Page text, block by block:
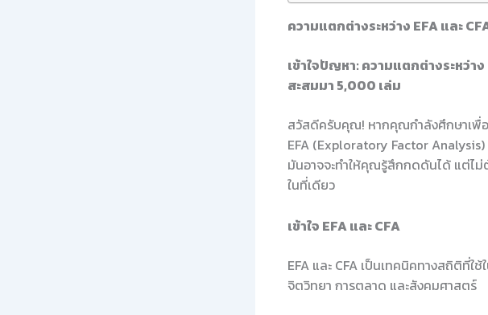
ความแตกต่างระหว่าง EFA และ
เข้าใจปัญหา: ความแตกต่างระหว่า
สะสมมา 5,000 เล่ม
สวัสดีครับคุณ! หากคุณกำลังศึกษาเพื่
EFA (Exploratory Factor
มันอาจจะทำให้คุณรู้สึกกดดันได้ แต่ไม่
ในที่เดียว
เข้าใจ EFA และ CFA
EFA และ CFA เป็นเทคนิคทางสถิติที่ใ
จิตวิทยา การตลาด และสังคมศาสตร์